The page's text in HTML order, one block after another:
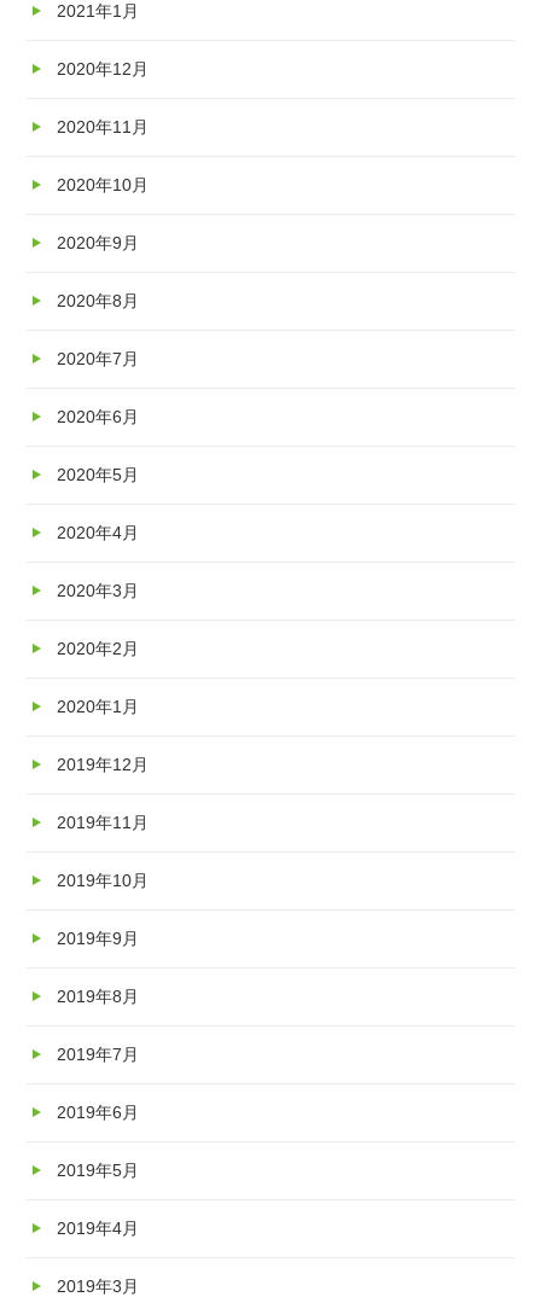
2021年1月
2020年12月
2020年11月
2020年10月
2020年9月
2020年8月
2020年7月
2020年6月
2020年5月
2020年4月
2020年3月
2020年2月
2020年1月
2019年12月
2019年11月
2019年10月
2019年9月
2019年8月
2019年7月
2019年6月
2019年5月
2019年4月
2019年3月